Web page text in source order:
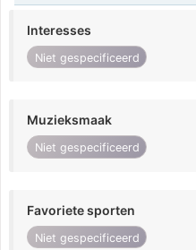
Interesses
Niet gespecificeerd
Muzieksmaak
Niet gespecificeerd
Favoriete sporten
Niet gespecificeerd